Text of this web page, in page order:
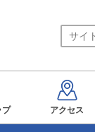
プ アクセス